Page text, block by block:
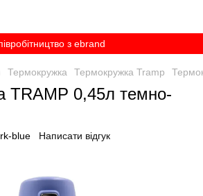
з ebrand
Термокружка Термокружка Tramp
TRAMP 0,45л темно-
blue Написати відгук